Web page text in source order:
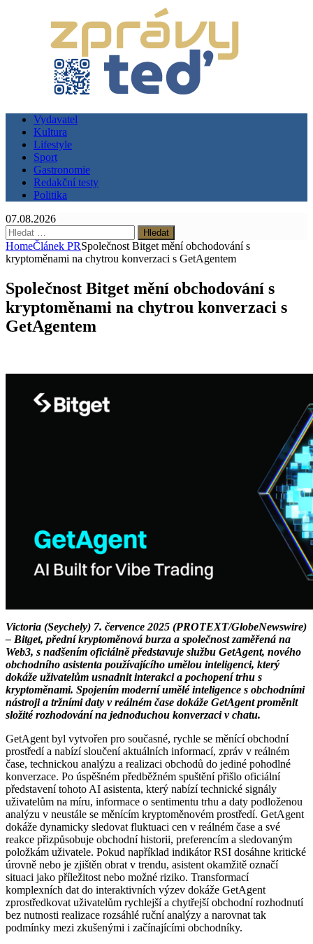
Vydavatel
Kultura
Lifestyle
Sport
Gastronomie
Redakční testy
Politika
07.08.2026
Vyhledávání
HomeČlánek PRSpolečnost Bitget mění obchodování s
kryptoměnami na chytrou konverzaci s GetAgentem
Společnost Bitget mění obchodování s
kryptoměnami na chytrou konverzaci s
GetAgentem
Victoria (Seychely) 7. července 2025 (PROTEXT/GlobeNewswire)
– Bitget, přední kryptoměnová burza a společnost zaměřená na
Web3, s nadšením oficiálně představuje službu GetAgent, nového
obchodního asistenta používajícího umělou inteligenci, který
dokáže uživatelům usnadnit interakci a pochopení trhu s
kryptoměnami. Spojením moderní umělé inteligence s obchodními
nástroji a tržními daty v reálném čase dokáže GetAgent proměnit
složité rozhodování na jednoduchou konverzaci v chatu.
GetAgent byl vytvořen pro současné, rychle se měnící obchodní
prostředí a nabízí sloučení aktuálních informací, zpráv v reálném
čase, technickou analýzu a realizaci obchodů do jediné pohodlné
konverzace. Po úspěšném předběžném spuštění přišlo oficiální
představení tohoto AI asistenta, který nabízí technické signály
uživatelům na míru, informace o sentimentu trhu a daty podloženou
analýzu v neustále se měnícím kryptoměnovém prostředí. GetAgent
dokáže dynamicky sledovat fluktuaci cen v reálném čase a své
reakce přizpůsobuje obchodní historii, preferencím a sledovaným
položkám uživatele. Pokud například indikátor RSI dosáhne kritické
úrovně nebo je zjištěn obrat v trendu, asistent okamžitě označí
situaci jako příležitost nebo možné riziko. Transformací
komplexních dat do interaktivních výzev dokáže GetAgent
zprostředkovat uživatelům rychlejší a chytřejší obchodní rozhodnutí
bez nutnosti realizace rozsáhlé ruční analýzy a narovnat tak
podmínky mezi zkušenými i začínajícími obchodníky.